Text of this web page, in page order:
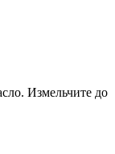
Измельчите до